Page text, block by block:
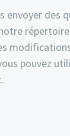
envoyer des
pouvez